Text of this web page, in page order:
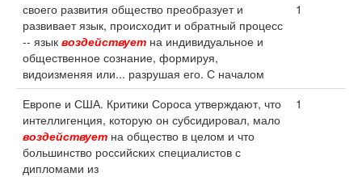
своего развития общество преобразует и
развивает язык, происходит и обратный процесс
-- язык воздействует на индивидуальное и
общественное сознание, формируя,
видоизменяя или... разрушая его. С началом
1
Европе и США. Критики Сороса утверждают, что
интеллигенция, которую он субсидировал, мало
воздействует на общество в целом и что
большинство российских специалистов с
дипломами из
1